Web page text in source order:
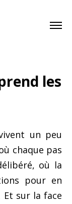
les
un peu
chaque pas
où la
pour en
Et sur la face